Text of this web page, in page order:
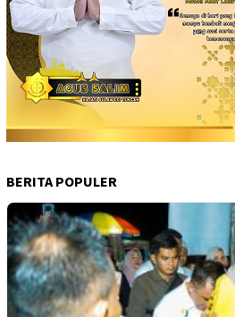
BERITA POPULER